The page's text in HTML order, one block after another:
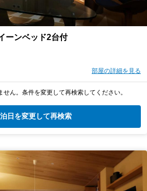
ーンベッド2台付
部屋の詳細を見る
ん。条件を変更して再検索してください。
日を変更して再検索